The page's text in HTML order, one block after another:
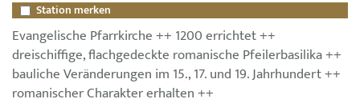
Station merken
Evangelische Pfarrkirche ++ 1200 errichtet ++
dreischiffige, flachgedeckte romanische Pfeilerbasilika ++
bauliche Veränderungen im 15., 17. und 19. Jahrhundert ++
romanischer Charakter erhalten ++